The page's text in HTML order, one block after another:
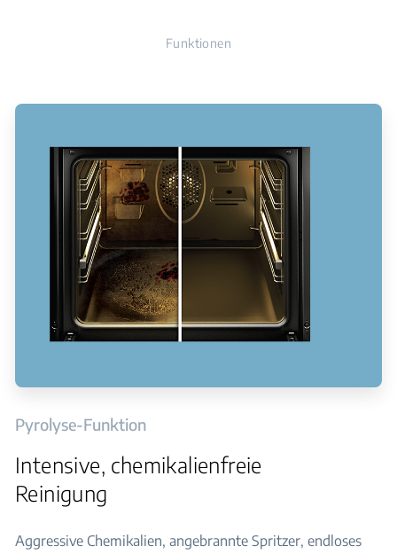
Funktionen
Pyrolyse-Funktion
Intensive, chemikalienfreie
Reinigung
Aggressive Chemikalien, angebrannte Spritzer, endloses